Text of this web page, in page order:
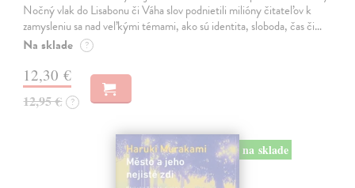
Nočný vlak do Lisabonu či Váha slov podnietili milióny čitateľov k
zamysleniu sa nad veľkými témami, ako sú identita, sloboda, čas či…
Na sklade ?
12,30 €
12,95 € ?
na sklade